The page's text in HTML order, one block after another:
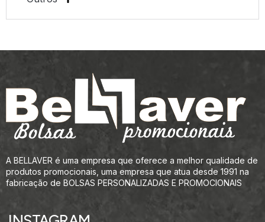
A BELLAVER é uma empresa que oferece a melhor qualidade de
produtos promocionais, uma empresa que atua desde 1991 na
fabricação de BOLSAS PERSONALIZADAS E PROMOCIONAIS